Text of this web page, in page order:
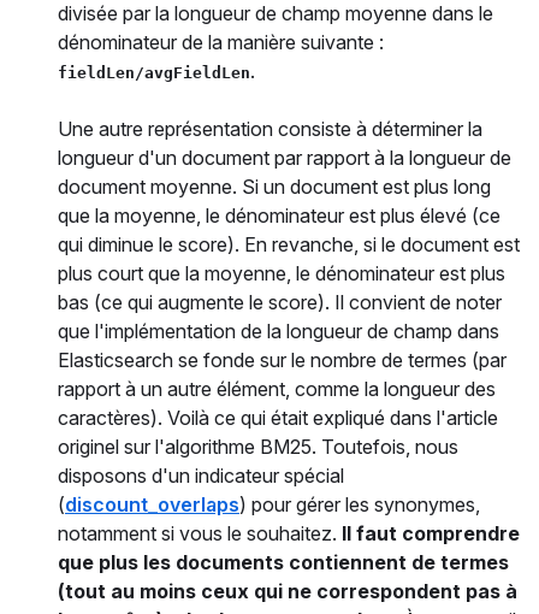
divisée par la longueur de champ moyenne dans le
dénominateur de la manière suivante :
fieldLen/avgFieldLen.
Une autre représentation consiste à déterminer la
longueur d'un document par rapport à la longueur de
document moyenne. Si un document est plus long
que la moyenne, le dénominateur est plus élevé (ce
qui diminue le score). En revanche, si le document est
plus court que la moyenne, le dénominateur est plus
bas (ce qui augmente le score). Il convient de noter
que l'implémentation de la longueur de champ dans
Elasticsearch se fonde sur le nombre de termes (par
rapport à un autre élément, comme la longueur des
caractères). Voilà ce qui était expliqué dans l'article
originel sur l'algorithme BM25. Toutefois, nous
disposons d'un indicateur spécial
(discount_overlaps) pour gérer les synonymes,
notamment si vous le souhaitez. Il faut comprendre
que plus les documents contiennent de termes
(tout au moins ceux qui ne correspondent pas à